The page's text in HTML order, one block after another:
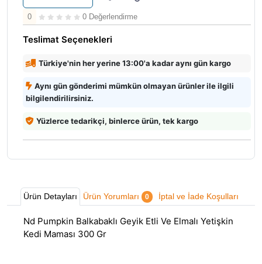
0 0 Değerlendirme
Teslimat Seçenekleri
Türkiye'nin her yerine 13:00'a kadar aynı gün kargo
Aynı gün gönderimi mümkün olmayan ürünler ile ilgili
bilgilendirilirsiniz.
Yüzlerce tedarikçi, binlerce ürün, tek kargo
Ürün Detayları Ürün Yorumları 0 İptal ve İade Koşulları
Nd Pumpkin Balkabaklı Geyik Etli Ve Elmalı Yetişkin
Kedi Maması 300 Gr